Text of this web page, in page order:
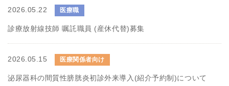
2026.05.22 医療職
診療放射線技師 嘱託職員 (産休代替)募集
2026.05.15 医療関係者向け
泌尿器科の間質性膀胱炎初診外来導入(紹介予約制)について